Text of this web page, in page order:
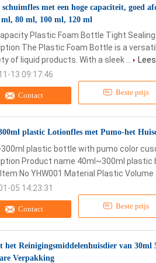
schuimfles met een hoge capaciteit, goed
80 ml, 100 ml, 120 ml
Contact Beste prijs
Plastic Foam Bottle Tight
The Plastic Foam Bottle is a
of liquid products. With a sleek ...
13 09:17:46
plastic Lotionfles met Pumo-het
Contact Beste prijs
plastic bottle with pumo color
Product name 40ml~300ml
No YHW001 Material Plastic Volume
05 14:23:31
het Reinigingsmiddelenhuisdier van 30ml
Verpakking